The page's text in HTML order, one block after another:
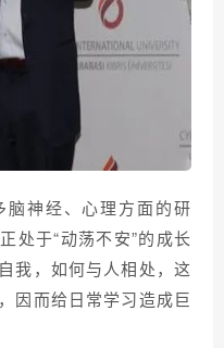
神经、心理方面的研
处于“动荡不安”的成长
我，如何与人相处，这
因而给日常学习造成巨